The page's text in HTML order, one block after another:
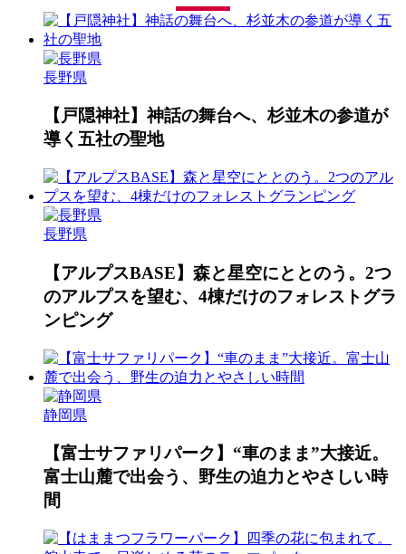
長野県
【戸隠神社】神話の舞台へ、杉並木の参道が
導く五社の聖地
長野県
【アルプスBASE】森と星空にととのう。2つ
のアルプスを望む、4棟だけのフォレストグラ
ンピング
静岡県
【富士サファリパーク】“車のまま”大接近。
富士山麓で出会う、野生の迫力とやさしい時
間